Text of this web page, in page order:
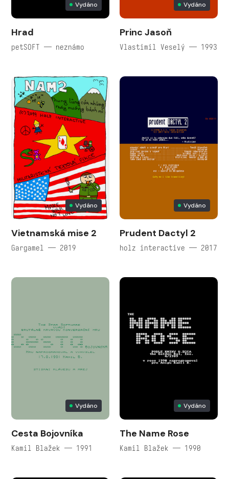
Vydáno
Hrad
petSOFT — neznámo
Vydáno
Princ Jasoň
Vlastimil Veselý — 1993
Vydáno
Vietnamská mise 2
Gargamel — 2019
Vydáno
Prudent Dactyl 2
holz interactive — 2017
Vydáno
Cesta Bojovníka
Kamil Blažek — 1991
Vydáno
The Name Rose
Kamil Blažek — 1990